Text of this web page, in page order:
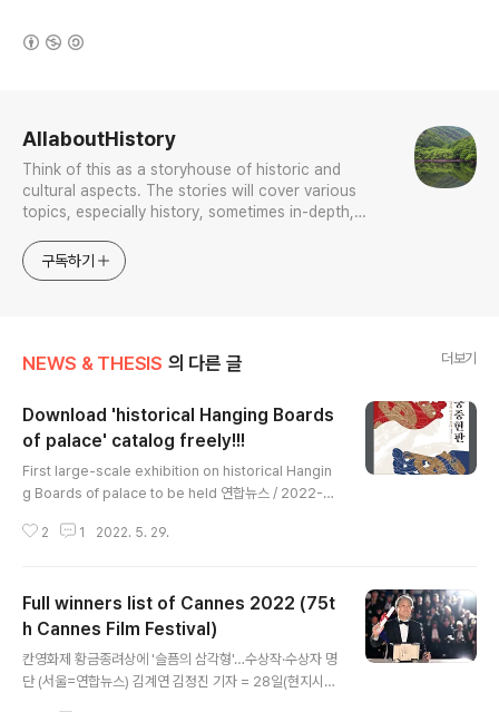
AllaboutHistory
Think of this as a storyhouse of historic and
cultural aspects. The stories will cover various
topics, especially history, sometimes in-depth,
approach will be to resist any common sense or
generalized viewpoint
구독하기
NEWS & THESIS 의 다른 글 더보기
Download 'historical Hanging Boards
of palace' catalog freely!!!
First large-scale exhibition on historical Hangin
g Boards of palace to be held 연합뉴스 / 2022-0
torical Hanging Boards of palace to be held SEO
raved with letters or pictures, served as namep
lates indicating the name of a building or as a bu
lletin boa ... k-odysse..
2 1 2022. 5. 29.
Full winners list of Cannes 2022 (75t
h Cannes Film Festival)
칸영화제 황금종려상에 '슬픔의 삼각형'…수상작·수상자 명
단 (서울=연합뉴스) 김계연 김정진 기자 = 28일(현지시